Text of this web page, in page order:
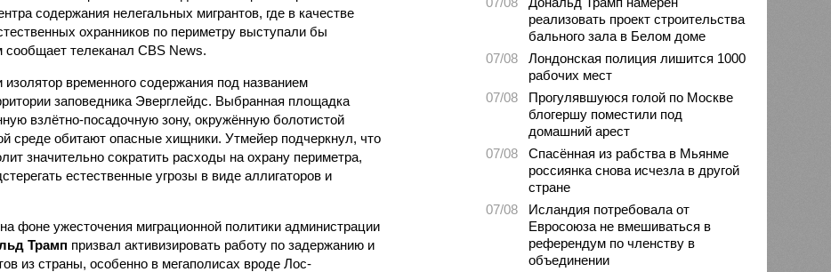
содержания нелегальных мигрантов, где в качестве
охранников по периметру выступали бы
телеканал CBS News.
временного содержания под названием
заповедника Эверглейдс. Выбранная площадка
взлётно-посадочную зону, окружённую болотистой
среде обитают опасные хищники. Утмейер подчеркнул, что
значительно сократить расходы на охрану периметра,
естественные угрозы в виде аллигаторов и
фоне ужесточения миграционной политики администрации
Трамп призвал активизировать работу по задержанию и
из страны, особенно в мегаполисах вроде Лос-
реализовать проект строительства
бального зала в Белом доме
07/08
Лондонская полиция лишится 1000
рабочих мест
07/08
Прогулявшуюся голой по Москве
блогершу поместили под
домашний арест
07/08
Спасённая из рабства в Мьянме
россиянка снова исчезла в другой
стране
07/08
Исландия потребовала от
Евросоюза не вмешиваться в
референдум по членству в
объединении